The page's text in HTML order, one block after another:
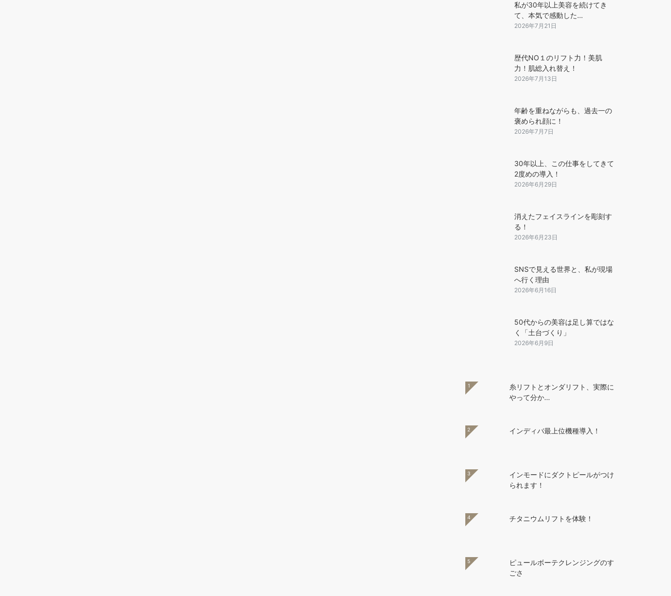
私が30年以上美容を続けてき
て、本気で感動した…
2026年7月21日
歴代NO１のリフト力！美肌
力！肌総入れ替え！
2026年7月13日
年齢を重ねながらも、過去一の
褒められ顔に！
2026年7月7日
30年以上、この仕事をしてきて
2度めの導入！
2026年6月29日
消えたフェイスラインを彫刻す
る！
2026年6月23日
SNSで見える世界と、私が現場
へ行く理由
2026年6月16日
50代からの美容は足し算ではな
く「土台づくり」
2026年6月9日
1
糸リフトとオンダリフト、実際に
やって分か…
2 インディバ最上位機種導入！
3
インモードにダクトピールがつけ
られます！
4 チタニウムリフトを体験！
5
ピュールボーテクレンジングのす
ごさ